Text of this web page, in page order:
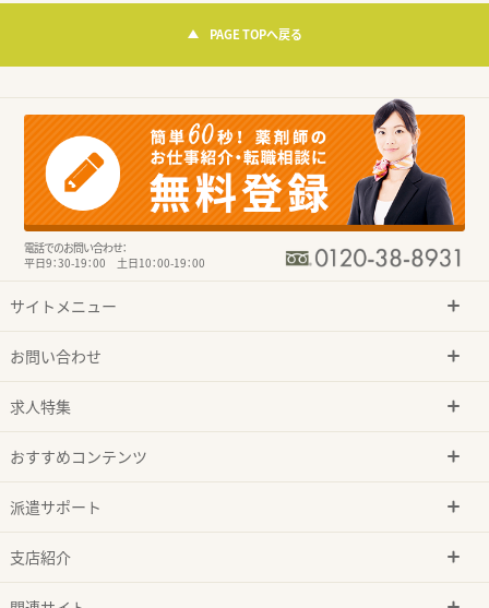
PAGE TOPへ戻る
電話でのお問い合わせ：
平日9：30-19：00 土日10：00-19：00
サイトメニュー
お問い合わせ
求人特集
おすすめコンテンツ
派遣サポート
支店紹介